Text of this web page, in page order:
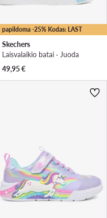
papildoma -25% Kodas: LAST
Skechers
Laisvalaikio batai · Juoda
49,95€